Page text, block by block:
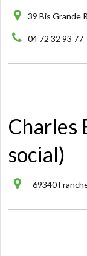
39 Bis Grande
04 72 32 93 77
Charles
social)
- 69340